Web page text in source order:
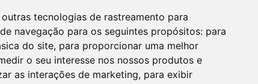
tecnologias de rastreamento para
navegação para os seguintes propósitos: para
do site, para proporcionar uma melhor
o seu interesse nos nossos produtos e
as interações de marketing, para exibir
os e-mailsaqui